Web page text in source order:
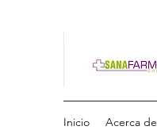
Inicio Acerca de